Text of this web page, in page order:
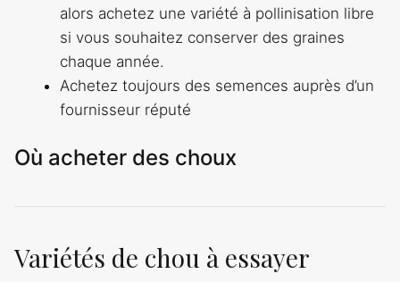
alors achetez une variété à pollinisation libre
si vous souhaitez conserver des graines
chaque année.
Achetez toujours des semences auprès d’un
fournisseur réputé
Où acheter des choux
Variétés de chou à essayer